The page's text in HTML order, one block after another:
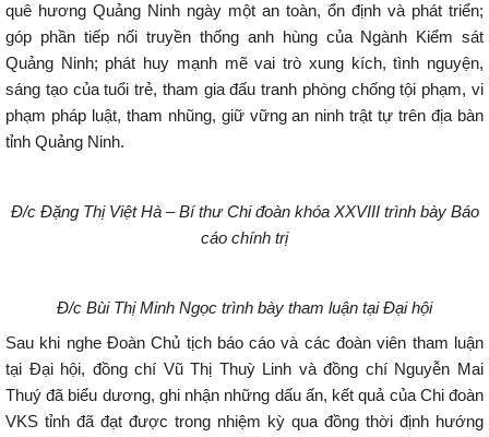
quê hương Quảng Ninh ngày một an toàn, ổn định và phát triển;
góp phần tiếp nối truyền thống anh hùng của Ngành Kiểm sát
Quảng Ninh; phát huy mạnh mẽ vai trò xung kích, tình nguyện,
sáng tạo của tuổi trẻ, tham gia đấu tranh phòng chống tội phạm, vi
phạm pháp luật, tham nhũng, giữ vững an ninh trật tự trên địa bàn
tỉnh Quảng Ninh.
Đ/c Đặng Thị Việt Hà – Bí thư Chi đoàn khóa XXVIII trình bày Báo
cáo chính trị
Đ/c Bùi Thị Minh Ngọc trình bày tham luận tại Đại hội
Sau khi nghe Đoàn Chủ tịch báo cáo và các đoàn viên tham luận
tại Đại hội, đồng chí Vũ Thị Thuỳ Linh và đồng chí Nguyễn Mai
Thuý đã biểu dương, ghi nhận những dấu ấn, kết quả của Chi đoàn
VKS tỉnh đã đạt được trong nhiệm kỳ qua đồng thời định hướng